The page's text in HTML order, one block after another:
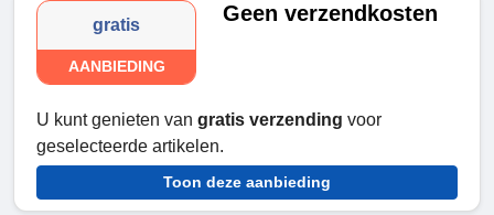
gratis
AANBIEDING
Geen verzendkosten
U kunt genieten van gratis verzending voor
geselecteerde artikelen.
Toon deze aanbieding